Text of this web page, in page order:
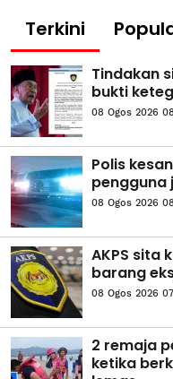
Terkini
Tindakan
bukti
08 Ogos 2026
Polis
pengguna
08 Ogos 2026
AKPS sita
barang
08 Ogos 2026
2 remaja
ketika